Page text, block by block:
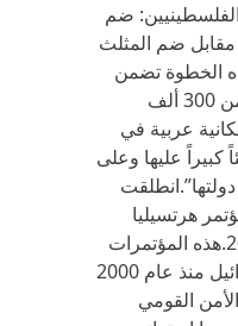
ضم
ضم المثلث
الخطوة تضمن
لإسرائيل:التخلص من أكثر من 300 ألف
عربية في
عليها وعلى
هرتسيليا
الاستراتيجي الرابع عام 2004.هذه المؤتمرات
يجري عقدها سنوياً في إسرائيل منذ عام 2000
القومي